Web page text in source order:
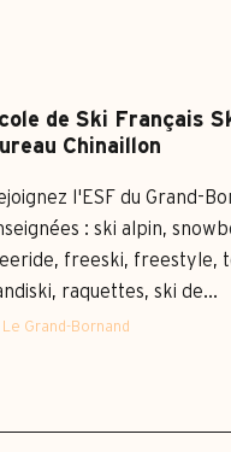
de Ski Français
Chinaillon
l'ESF du Grand-
: ski alpin,
freeski, freestyle,
raquettes, ski de...
Le Grand-Bornand